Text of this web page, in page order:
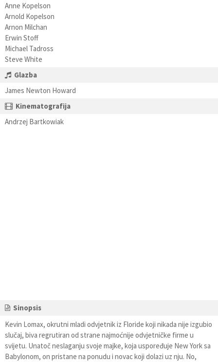
Anne Kopelson
Arnold Kopelson
Arnon Milchan
Erwin Stoff
Michael Tadross
Steve White
Glazba
James Newton Howard
Kinematografija
Andrzej Bartkowiak
Sinopsis
Kevin Lomax, okrutni mladi odvjetnik iz Floride koji nikada nije izgubio
slučaj, biva regrutiran od strane najmoćnije odvjetničke firme u
svijetu. Unatoč neslaganju svoje majke, koja uspoređuje New York sa
Babylonom, on pristane na ponudu i novac koji dolazi uz nju. No,